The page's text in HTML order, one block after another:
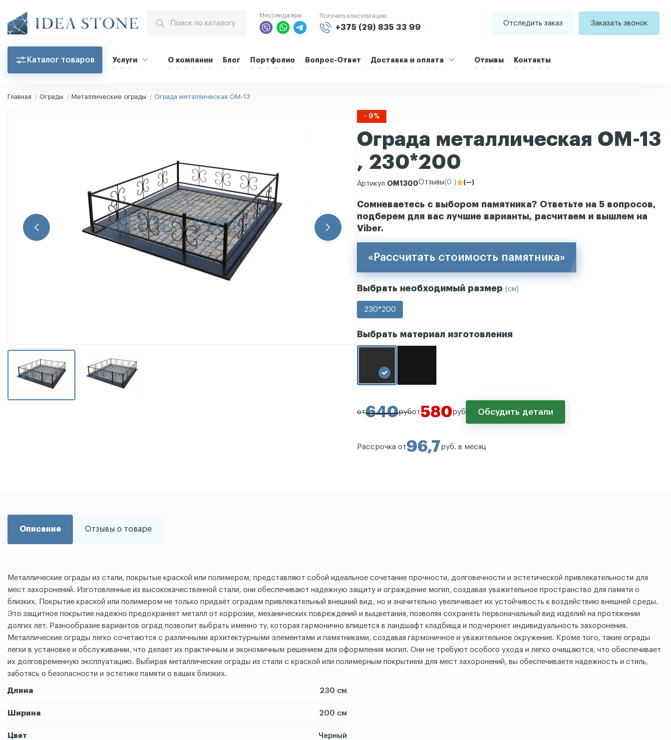
Мессенджеры Получить консультацию
+375 (29) 835 33 99
Отследить заказ Заказать звонок
Каталог товаров Услуги О компании Блог Портфолио Вопрос-Ответ Доставка и оплата Отзывы Контакты
Главная Ограды Металлические ограды Ограда металлическая ОМ-13
- 9%
Ограда металлическая ОМ-13
, 230*200
Артикул ОМ1300Отзывы(0 ) (—)
Сомневаетесь с выбором памятника? Ответьте на 5 вопросов,
подберем для вас лучшие варианты, расчитаем и вышлем на
Viber.
«Рассчитать стоимость памятника»
Выбрать необходимый размер (см)
230*200
Выбрать материал изготовления
от640рубот580руб Обсудить детали
Рассрочка от96,7руб. в месяц
Описание Отзывы о товаре
Металлические ограды из стали, покрытые краской или полимером, представляют собой идеальное сочетание прочности, долговечности и эстетической привлекательности для
мест захоронений. Изготовленные из высококачественной стали, они обеспечивают надежную защиту и ограждение могил, создавая уважительное пространство для памяти о
близких. Покрытие краской или полимером не только придаёт оградам привлекательный внешний вид, но и значительно увеличивает их устойчивость к воздействию внешней среды.
Это защитное покрытие надежно предохраняет металл от коррозии, механических повреждений и выцветания, позволяя сохранять первоначальный вид изделий на протяжении
долгих лет. Разнообразие вариантов оград позволит выбрать именно ту, которая гармонично впишется в ландшафт кладбища и подчеркнет индивидуальность захоронения.
Металлические ограды легко сочетаются с различными архитектурными элементами и памятниками, создавая гармоничное и уважительное окружение. Кроме того, такие ограды
легки в установке и обслуживании, что делает их практичным и экономичным решением для оформления могил. Они не требуют особого ухода и легко очищаются, что обеспечивает
их долговременную эксплуатацию. Выбирая металлические ограды из стали с краской или полимерным покрытием для мест захоронений, вы обеспечиваете надежность и стиль,
заботясь о безопасности и эстетике памяти о ваших близких.
Длина 230 см
Ширина 200 см
Цвет Черный